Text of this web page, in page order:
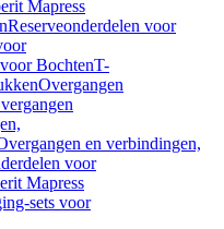
Mapress
Reserveonderdelen voor
BochtenT-
Overgangen
en verbindingen,
voor
Mapress
sets voor